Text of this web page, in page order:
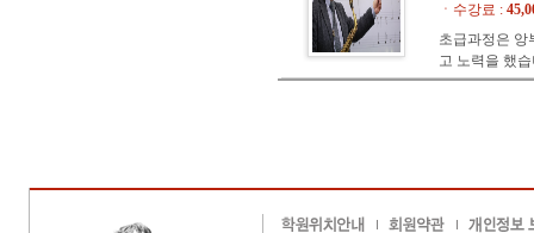
ㆍ수강료 :
초급과정은 앙
고 노력을 했